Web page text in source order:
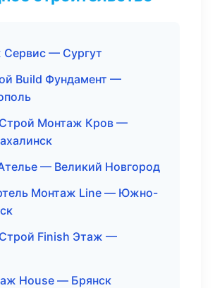
— Сургут
Build Фундамент —
Монтаж Кров —
— Великий Новгород
Монтаж Line — Южно-
Finish Этаж —
House — Брянск